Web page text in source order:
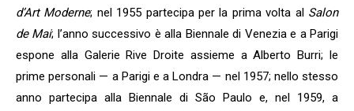
d’Art Moderne; nel 1955 partecipa per la prima volta al Salon
de Mai; l’anno successivo è alla Biennale di Venezia e a Parigi
espone alla Galerie Rive Droite assieme a Alberto Burri; le
prime personali — a Parigi e a Londra — nel 1957; nello stesso
anno partecipa alla Biennale di São Paulo e, nel 1959, a